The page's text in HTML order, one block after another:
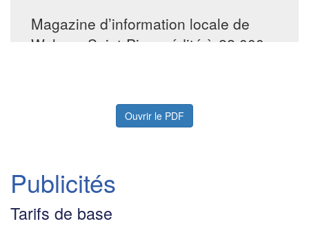
Ouvrir le PDF
Publicités
Tarifs de base